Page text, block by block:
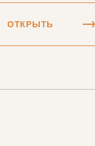
ОТКРЫТЬ